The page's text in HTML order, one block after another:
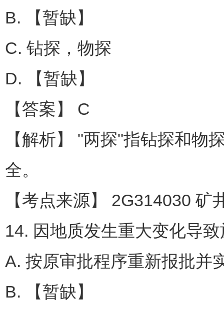
B. 【暂缺】
C. 钻探，物探
D. 【暂缺】
【答案】 C
【解析】 "两探"指钻探和物
全。
【考点来源】 2G314030 矿
14. 因地质发生重大变化导
A. 按原审批程序重新报批并
B. 【暂缺】